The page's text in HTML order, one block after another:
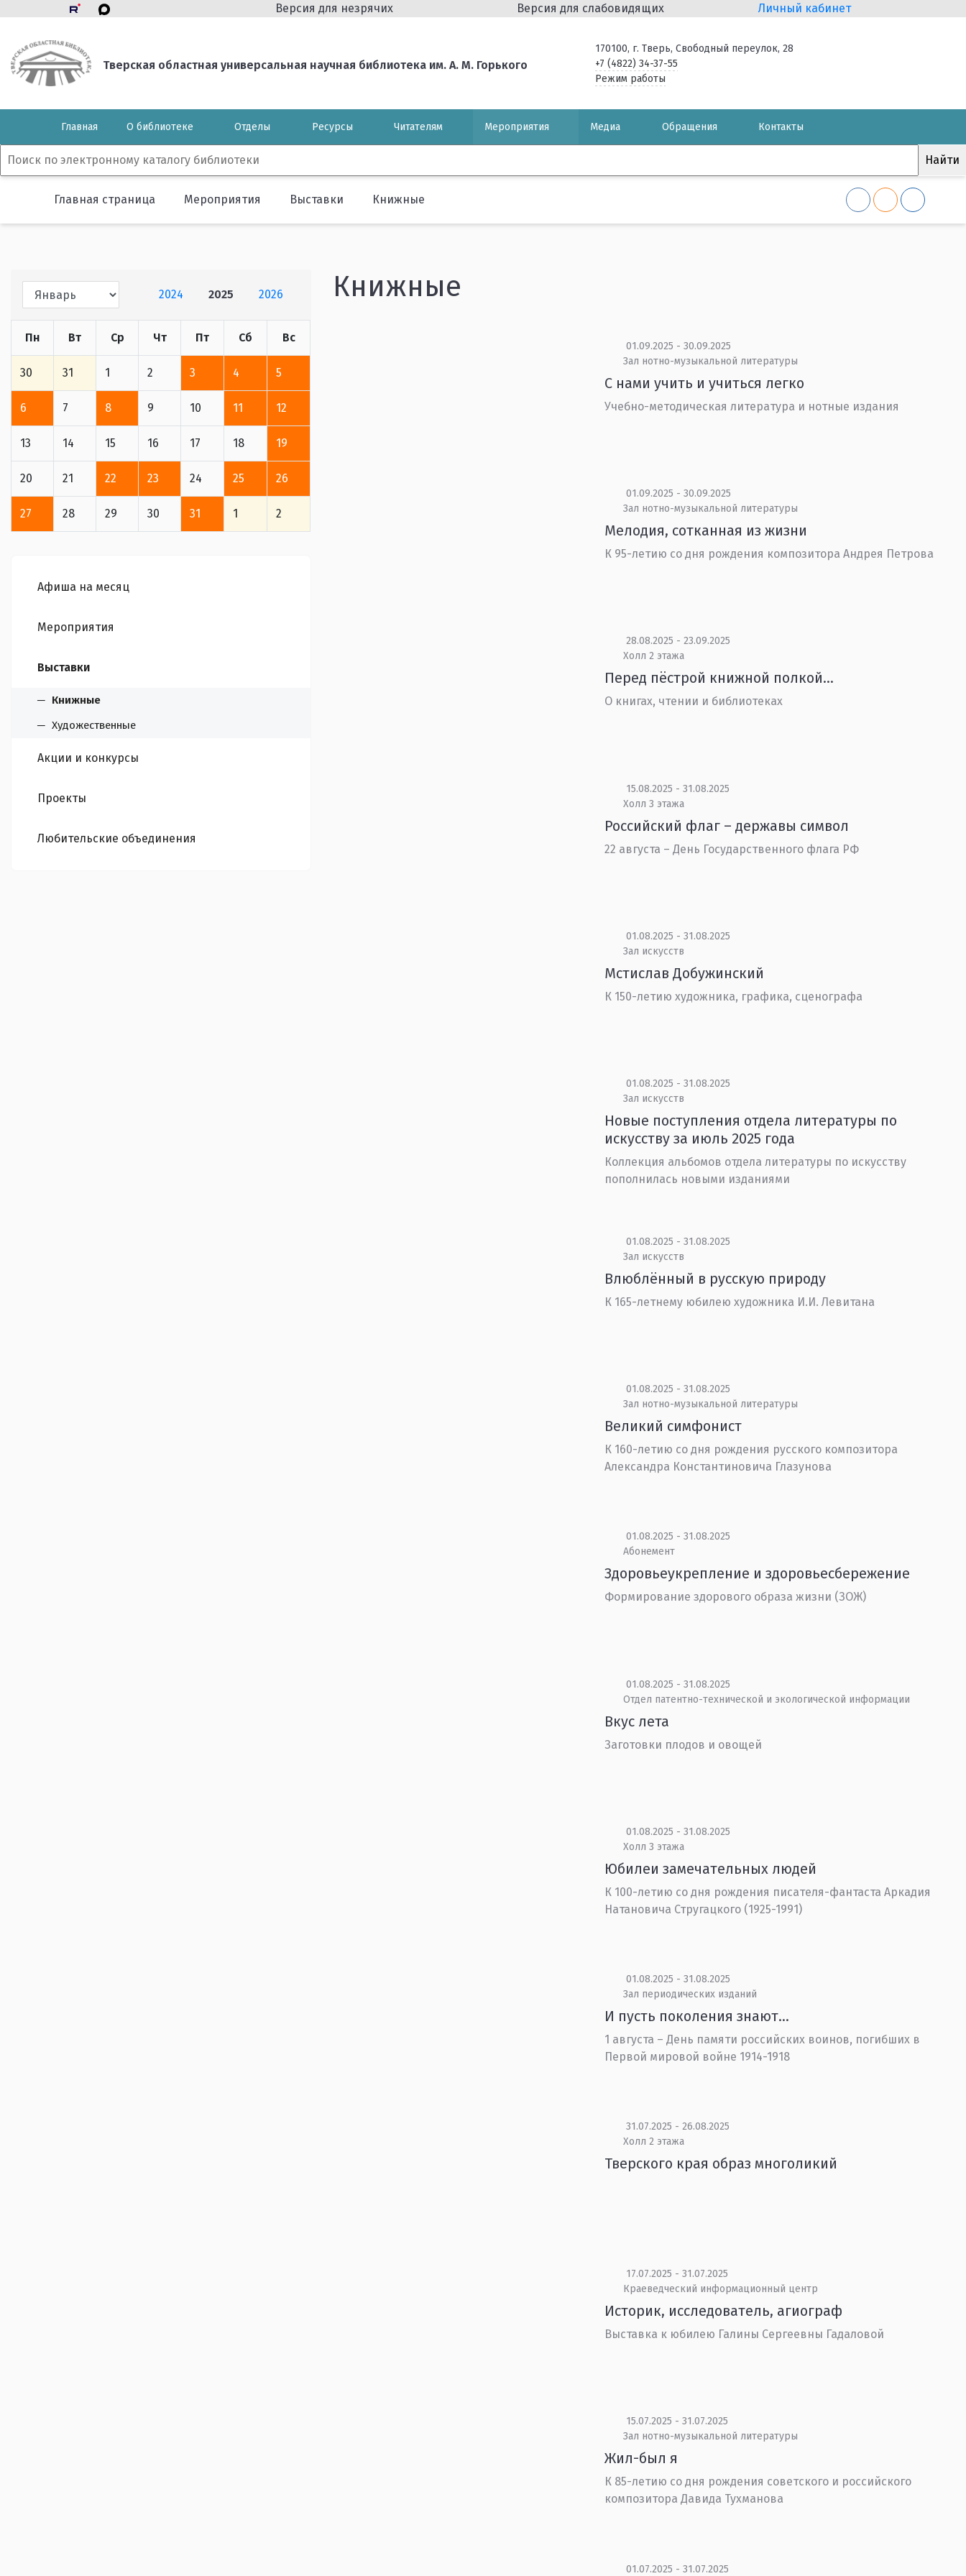
Версия для незрячих Версия для слабовидящих Личный кабинет
Тверская областная универсальная научная библиотека им. А. М. Горького
170100, г. Тверь, Свободный переулок, 28
+7 (4822) 34-37-55
Режим работы
Главная О библиотеке Отделы Ресурсы Читателям Мероприятия Медиа Обращения Контакты
Главная страница Мероприятия Выставки Книжные
2024 2025 2026
Пн Вт Ср Чт Пт Сб Вс
30 31 1 2 3 4 5
6 7 8 9 10 11 12
13 14 15 16 17 18 19
20 21 22 23 24 25 26
27 28 29 30 31 1 2
Афиша на месяц
Мероприятия
Выставки
Книжные
Художественные
Акции и конкурсы
Проекты
Любительские объединения
Книжные
01.09.2025 - 30.09.2025
Зал нотно-музыкальной литературы
С нами учить и учиться легко
Учебно-методическая литература и нотные издания
01.09.2025 - 30.09.2025
Зал нотно-музыкальной литературы
Мелодия, сотканная из жизни
К 95-летию со дня рождения композитора Андрея Петрова
28.08.2025 - 23.09.2025
Холл 2 этажа
Перед пёстрой книжной полкой…
О книгах, чтении и библиотеках
15.08.2025 - 31.08.2025
Холл 3 этажа
Российский флаг – державы символ
22 августа – День Государственного флага РФ
01.08.2025 - 31.08.2025
Зал искусств
Мстислав Добужинский
К 150-летию художника, графика, сценографа
01.08.2025 - 31.08.2025
Зал искусств
Новые поступления отдела литературы по
искусству за июль 2025 года
Коллекция альбомов отдела литературы по искусству
пополнилась новыми изданиями
01.08.2025 - 31.08.2025
Зал искусств
Влюблённый в русскую природу
К 165-летнему юбилею художника И.И. Левитана
01.08.2025 - 31.08.2025
Зал нотно-музыкальной литературы
Великий симфонист
К 160-летию со дня рождения русского композитора
Александра Константиновича Глазунова
01.08.2025 - 31.08.2025
Абонемент
Здоровьеукрепление и здоровьесбережение
Формирование здорового образа жизни (ЗОЖ)
01.08.2025 - 31.08.2025
Отдел патентно-технической и экологической информации
Вкус лета
Заготовки плодов и овощей
01.08.2025 - 31.08.2025
Холл 3 этажа
Юбилеи замечательных людей
К 100-летию со дня рождения писателя-фантаста Аркадия
Натановича Стругацкого (1925-1991)
01.08.2025 - 31.08.2025
Зал периодических изданий
И пусть поколения знают…
1 августа – День памяти российских воинов, погибших в
Первой мировой войне 1914-1918
31.07.2025 - 26.08.2025
Холл 2 этажа
Тверского края образ многоликий
17.07.2025 - 31.07.2025
Краеведческий информационный центр
Историк, исследователь, агиограф
Выставка к юбилею Галины Сергеевны Гадаловой
15.07.2025 - 31.07.2025
Зал нотно-музыкальной литературы
Жил-был я
К 85-летию со дня рождения советского и российского
композитора Давида Тухманова
01.07.2025 - 31.07.2025